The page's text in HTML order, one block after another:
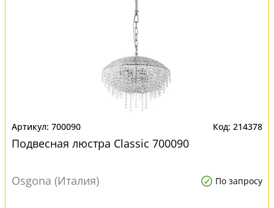
700090 214378
Подвесная люстра Classic 700090
Osgona (Италия) По запросу